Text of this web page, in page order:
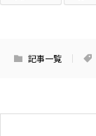
記事一覧